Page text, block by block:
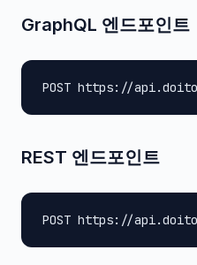
GraphQL 엔드포인트
POST https://
REST 엔드포인트
POST https://